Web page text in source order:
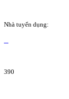
Nhà tuyển dụng:
390